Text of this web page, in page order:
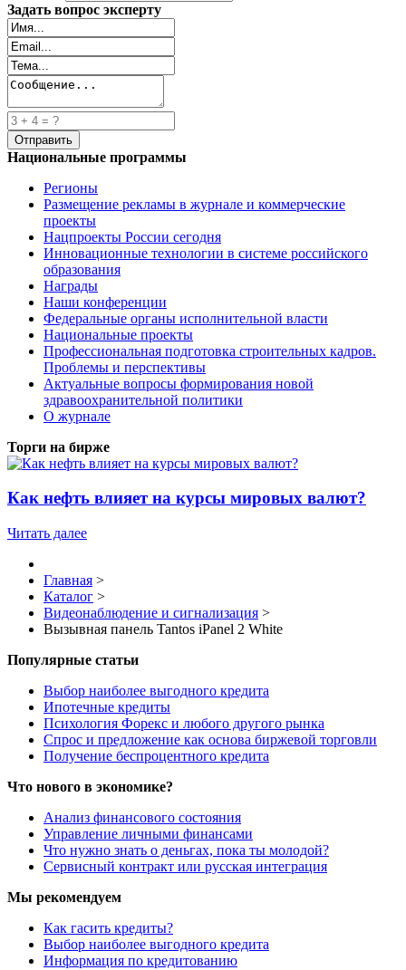
Задать вопрос эксперту
Национальные программы
Регионы
Размещение рекламы в журнале и коммерческие
проекты
Нацпроекты России сегодня
Инновационные технологии в системе российского
образования
Награды
Наши конференции
Федеральные органы исполнительной власти
Национальные проекты
Профессиональная подготовка строительных кадров.
Проблемы и перспективы
Актуальные вопросы формирования новой
здравоохранительной политики
О журнале
Торги на бирже
Как нефть влияет на курсы мировых валют?
Читать далее
Главная >
Каталог >
Видеонаблюдение и сигнализация >
Вызывная панель Tantos iPanel 2 White
Популярные статьи
Выбор наиболее выгодного кредита
Ипотечные кредиты
Психология Форекс и любого другого рынка
Спрос и предложение как основа биржевой торговли
Получение беспроцентного кредита
Что нового в экономике?
Анализ финансового состояния
Управление личными финансами
Что нужно знать о деньгах, пока ты молодой?
Сервисный контракт или русская интеграция
Мы рекомендуем
Как гасить кредиты?
Выбор наиболее выгодного кредита
Информация по кредитованию